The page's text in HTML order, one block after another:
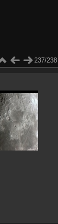
237/238